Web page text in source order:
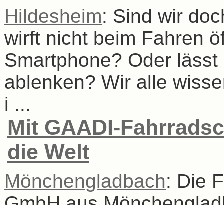
Hildesheim: Sind wir
wirft nicht beim Fahren
Smartphone? Oder
ablenken? Wir alle
i ...
Mit GAADI-
die Welt
Mönchengladbach: Die